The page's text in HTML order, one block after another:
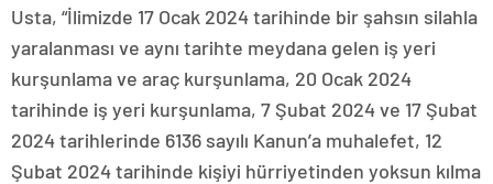
Usta, “İlimizde 17 Ocak 2024 tarihinde bir şahsın silahla
yaralanması ve aynı tarihte meydana gelen iş yeri
kurşunlama ve araç kurşunlama, 20 Ocak 2024
tarihinde iş yeri kurşunlama, 7 Şubat 2024 ve 17 Şubat
2024 tarihlerinde 6136 sayılı Kanun’a muhalefet, 12
Şubat 2024 tarihinde kişiyi hürriyetinden yoksun kılma